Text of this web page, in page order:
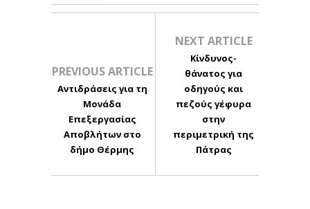
PREVIOUS ARTICLE
Αντιδράσεις για τη
Μονάδα
Επεξεργασίας
Αποβλήτων στο
δήμο Θέρμης
NEXT ARTICLE
Κίνδυνος-
θάνατος για
οδηγούς και
πεζούς γέφυρα
στην
περιμετρική της
Πάτρας